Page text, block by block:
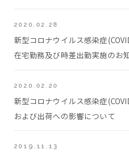
2020.02.28
新型コロナウイルス感染症
在宅勤務及び時差出勤実施のお
2020.02.20
新型コロナウイルス感染症
および出荷への影響について
2019.11.13